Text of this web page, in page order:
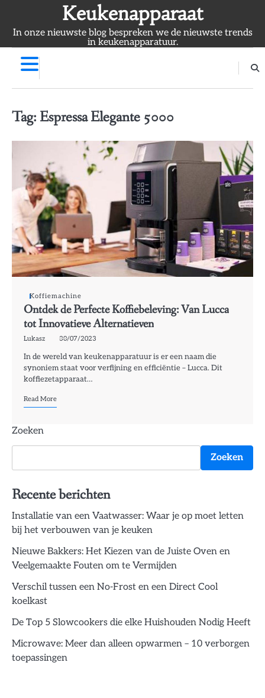
content
Keukenapparaat
In onze nieuwste blog bespreken we de nieuwste trends
in keukenapparatuur.
Tag: Espressa Elegante 5000
Koffiemachine
Ontdek de Perfecte Koffiebeleving: Van Lucca
tot Innovatieve Alternatieven
Lukasz 30/07/2023
In de wereld van keukenapparatuur is er een naam die
synoniem staat voor verfijning en efficiëntie – Lucca. Dit
koffiezetapparaat…
Read More
Zoeken
Zoeken
Recente berichten
Installatie van een Vaatwasser: Waar je op moet letten
bij het verbouwen van je keuken
Nieuwe Bakkers: Het Kiezen van de Juiste Oven en
Veelgemaakte Fouten om te Vermijden
Verschil tussen een No-Frost en een Direct Cool
koelkast
De Top 5 Slowcookers die elke Huishouden Nodig Heeft
Microwave: Meer dan alleen opwarmen – 10 verborgen
toepassingen